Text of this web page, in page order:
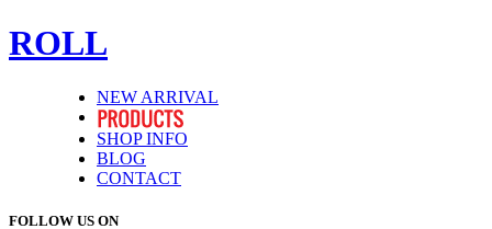
ROLL
NEW ARRIVAL
SHOP INFO
BLOG
CONTACT
FOLLOW US ON